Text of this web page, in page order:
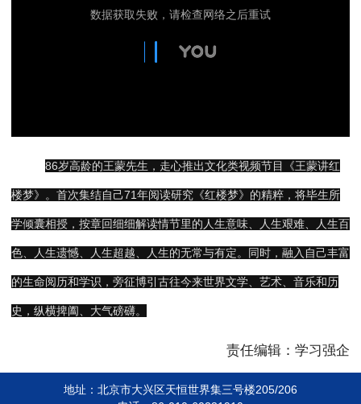
86岁高龄的王蒙先生，走心推出文化类视频节目《王蒙讲红
楼梦》。首次集结自己71年阅读研究《红楼梦》的精粹，将毕生所
学倾囊相授，按章回细细解读情节里的人生意味、人生艰难、人生百
色、人生遗憾、人生超越、人生的无常与有定。同时，融入自己丰富
的生命阅历和学识，旁征博引古往今来世界文学、艺术、音乐和历
史，纵横捭阖、大气磅礴。
责任编辑：学习强企
地址：北京市大兴区天恒世界集三号楼205/206